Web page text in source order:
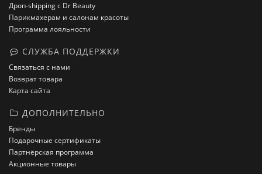
Дроп-shipping с Dr Beauty
Парикмахерам и салонам красоты
Программа лояльности
СЛУЖБА ПОДДЕРЖКИ
Связаться с нами
Возврат товара
Карта сайта
ДОПОЛНИТЕЛЬНО
Бренды
Подарочные сертификаты
Партнёрская программа
Акционные товары